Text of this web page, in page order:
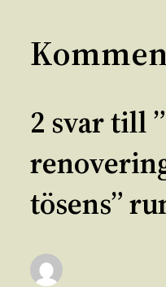
2 svar till
tösens”